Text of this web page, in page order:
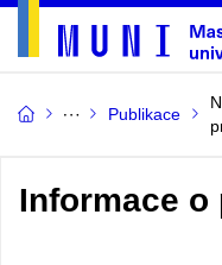
Publikace
Informace o